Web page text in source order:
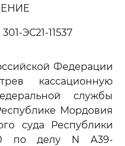
ЭС21-11537
Федерации
кассационную
службы
Мордовия
суда Республики
по делу N А39-